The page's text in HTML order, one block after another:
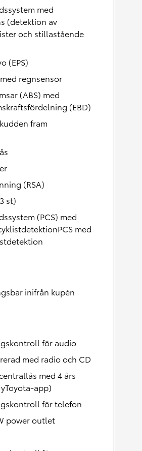
med
(detektion av
och stillastående
(EPS)
regnsensor
(ABS) med
(EBD)
fram
(RSA)
st)
(PCS) med
med
inifrån kupén
för audio
med radio och CD
med 4 års
app)
för telefon
power outlet